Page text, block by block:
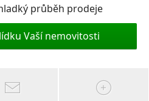
průběh prodeje
Vaší nemovitosti